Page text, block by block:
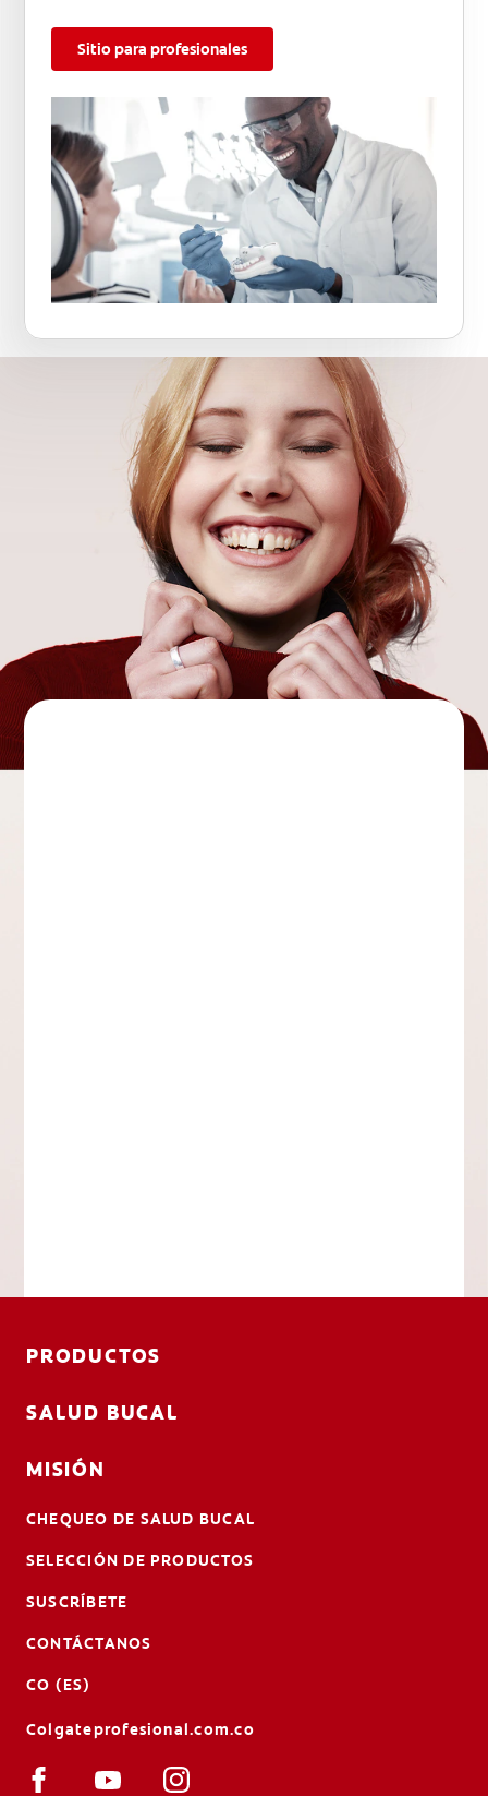
Sitio para profesionales
PRODUCTOS
SALUD BUCAL
MISIÓN
CHEQUEO DE SALUD BUCAL
SELECCIÓN DE PRODUCTOS
SUSCRÍBETE
CONTÁCTANOS
CO (ES)
Colgateprofesional.com.co